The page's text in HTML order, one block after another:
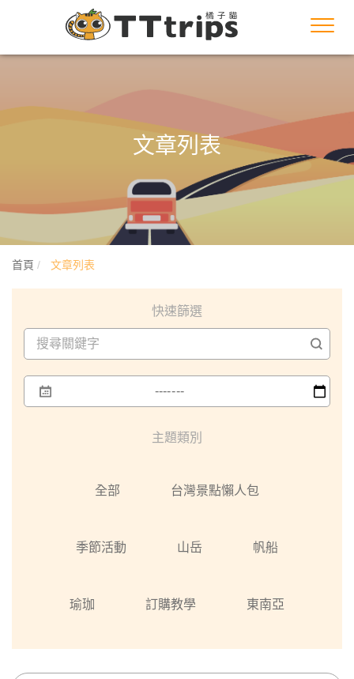
文章列表
首頁 文章列表
快速篩選
主題類別
全部 台灣景點懶人包
季節活動 山岳 帆船
瑜珈 訂購教學 東南亞